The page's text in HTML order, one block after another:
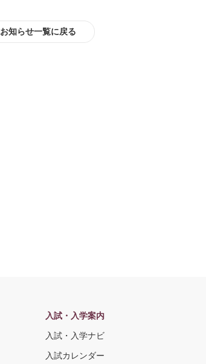
お知らせ一覧に戻る
入試・入学案内
入試・入学ナビ
入試カレンダー